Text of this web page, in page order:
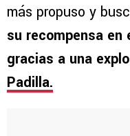
más propuso y
su recompensa
gracias a una
Padilla.